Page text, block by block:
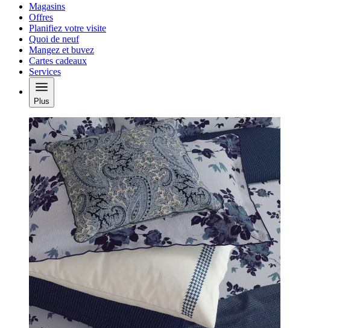
Magasins
Offres
Planifiez votre visite
Quoi de neuf
Mangez et buvez
Cartes cadeaux
Services
Plus